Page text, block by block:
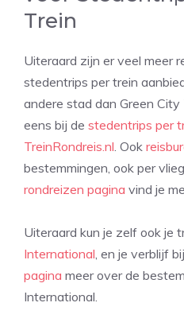
Trein
Uiteraard zijn er veel meer
stedentrips per trein
andere stad dan Green
eens bij de stedentrips per
TreinRondreis.nl . Ook
bestemmingen, ook per
rondreizen pagina vind je
Uiteraard kun je zelf ook je
International , en je verblijf bij
pagina meer over de
International.